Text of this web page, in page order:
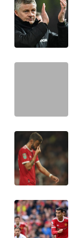
Wahana
News
Regional
JAKARTA
WN
JABAR
WN
BANTEN